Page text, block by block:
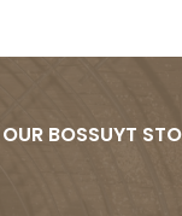
BOSSUYT